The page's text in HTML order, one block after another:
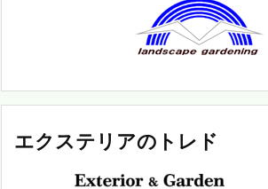
エクステリアのトレド